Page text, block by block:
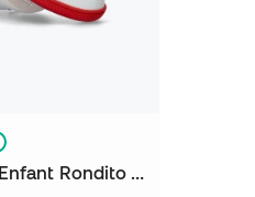
Chaussures de futsal Enfant Rondito Elastic Laces